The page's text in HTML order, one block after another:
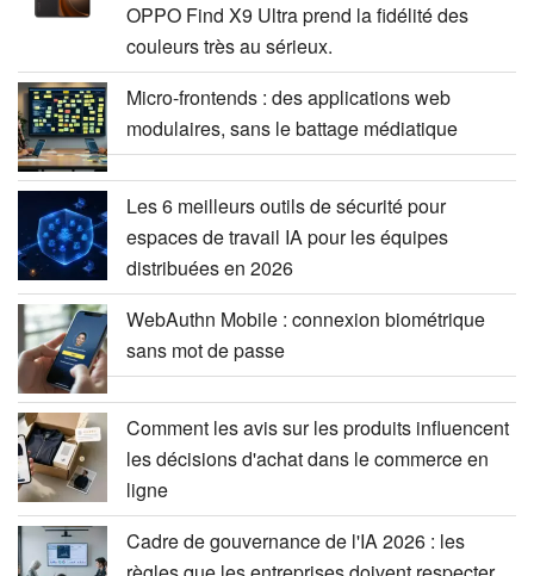
OPPO Find X9 Ultra prend la fidélité des
couleurs très au sérieux.
Micro-frontends : des applications web
modulaires, sans le battage médiatique
Les 6 meilleurs outils de sécurité pour
espaces de travail IA pour les équipes
distribuées en 2026
WebAuthn Mobile : connexion biométrique
sans mot de passe
Comment les avis sur les produits influencent
les décisions d'achat dans le commerce en
ligne
Cadre de gouvernance de l'IA 2026 : les